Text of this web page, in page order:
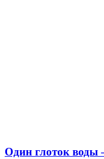
Один глоток воды